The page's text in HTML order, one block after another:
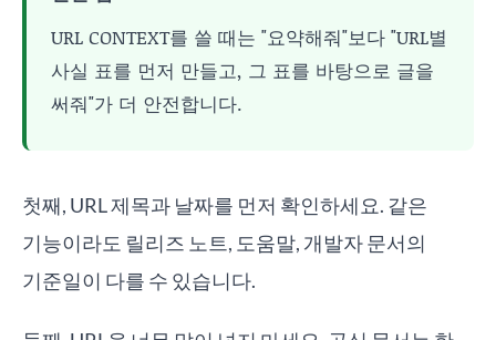
URL CONTEXT를 쓸 때는 "요약해줘"보다 "URL별
사실 표를 먼저 만들고, 그 표를 바탕으로 글을
써줘"가 더 안전합니다.
첫째, URL 제목과 날짜를 먼저 확인하세요. 같은
기능이라도 릴리즈 노트, 도움말, 개발자 문서의
기준일이 다를 수 있습니다.